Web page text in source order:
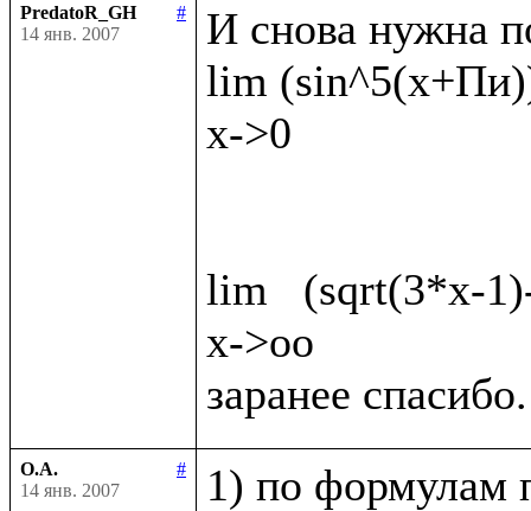
PredatoR_GH
#
14 янв. 2007
И снова нужна
lim
x->0
lim   (sqrt(3*x-
x->oo
О.А.
#
14 янв. 2007
1) по формулам